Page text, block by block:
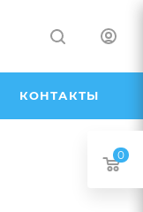
КОНТАКТЫ
0